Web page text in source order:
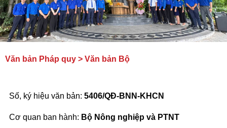
Văn bản Pháp quy > Văn bản Bộ
5406/QĐ-BNN-KHCN
Bộ Nông nghiệp và PTNT